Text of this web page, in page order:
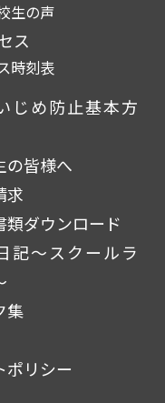
生の声
ス
時刻表
じめ防止基本方
の皆様へ
求
類ダウンロード
記～スクールラ
集
ポリシー